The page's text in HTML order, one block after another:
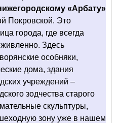
«Арбату»
Покровской. Это
города, где всегда
Здесь
особняки,
дома, здания
учреждений –
зодчества старого
скульптуры,
зону уже в нашем